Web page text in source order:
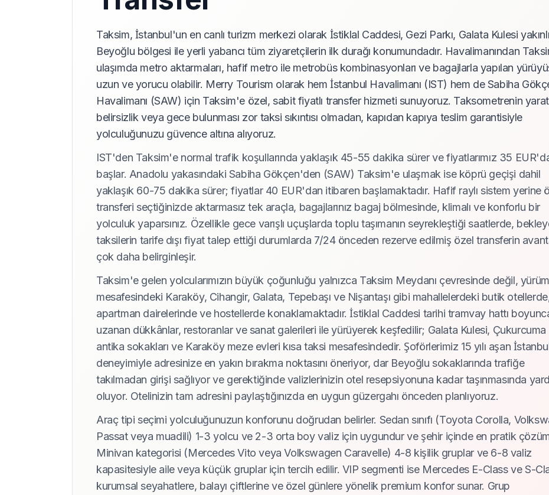
Taksim, İstanbul'un en canlı turizm merkezi olarak İstiklal Caddesi, Gezi Parkı, Galata Kulesi
Beyoğlu bölgesi ile yerli yabancı tüm ziyaretçilerin ilk durağı konumundadır. Havalimanından
ulaşımda metro aktarmaları, hafif metro ile metrobüs kombinasyonları ve bagajlarla yapılan
uzun ve yorucu olabilir. Merry Tourism olarak hem İstanbul Havalimanı (IST) hem de Sabiha
Havalimanı (SAW) için Taksim'e özel, sabit fiyatlı transfer hizmeti sunuyoruz. Taksometrenin
belirsizlik veya gece bulunması zor taksi sıkıntısı olmadan, kapıdan kapıya teslim garantisiyle
yolculuğunuzu güvence altına alıyoruz.
IST'den Taksim'e normal trafik koşullarında yaklaşık 45-55 dakika sürer ve fiyatlarımız 35
başlar. Anadolu yakasındaki Sabiha Gökçen'den (SAW) Taksim'e ulaşmak ise köprü geçişi dahil
yaklaşık 60-75 dakika sürer; fiyatlar 40 EUR'dan itibaren başlamaktadır. Hafif raylı sistem yerine
transferi seçtiğinizde aktarmasız tek araçla, bagajlarınız bagaj bölmesinde, klimalı ve konforlu bir
yolculuk yaparsınız. Özellikle gece varışlı uçuşlarda toplu taşımanın seyrekleştiği saatlerde,
taksilerin tarife dışı fiyat talep ettiği durumlarda 7/24 önceden rezerve edilmiş özel transferin
çok daha belirginleşir.
Taksim'e gelen yolcularımızın büyük çoğunluğu yalnızca Taksim Meydanı çevresinde değil,
mesafesindeki Karaköy, Cihangir, Galata, Tepebaşı ve Nişantaşı gibi mahallelerdeki butik
apartman dairelerinde ve hostellerde konaklamaktadır. İstiklal Caddesi tarihi tramvay hattı
uzanan dükkânlar, restoranlar ve sanat galerileri ile yürüyerek keşfedilir; Galata Kulesi, Çukurcuma
antika sokakları ve Karaköy meze evleri kısa taksi mesafesindedir. Şoförlerimiz 15 yılı aşan
deneyimiyle adresinize en yakın bırakma noktasını öneriyor, dar Beyoğlu sokaklarında trafiğe
takılmadan girişi sağlıyor ve gerektiğinde valizlerinizin otel resepsiyonuna kadar taşınmasında
oluyor. Otelinizin tam adresini paylaştığınızda en uygun güzergahı önceden planlıyoruz.
Araç tipi seçimi yolculuğunuzun konforunu doğrudan belirler. Sedan sınıfı (Toyota Corolla,
Passat veya muadili) 1-3 yolcu ve 2-3 orta boy valiz için uygundur ve şehir içinde en pratik
Minivan kategorisi (Mercedes Vito veya Volkswagen Caravelle) 4-8 kişilik gruplar ve 6-8 valiz
kapasitesiyle aile veya küçük gruplar için tercih edilir. VIP segmenti ise Mercedes E-Class ve S-
kurumsal seyahatlere, balayı çiftlerine ve özel günlere yönelik premium konfor sunar. Grup